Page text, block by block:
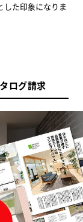
した印象になりま
ログ請求